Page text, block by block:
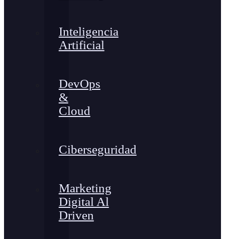
Inteligencia
Artificial
DevOps
&
Cloud
Ciberseguridad
Marketing
Digital Al
Driven